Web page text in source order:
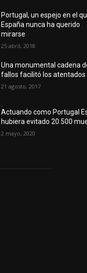
Portugal, un espejo en el
España nunca ha querido
mirarse
25 abril, 2018
Una monumental cadena
fallos facilitó los atentados
21 agosto, 2017
Actuando como Portugal
hubiera evitado 20.500
2 mayo, 2020